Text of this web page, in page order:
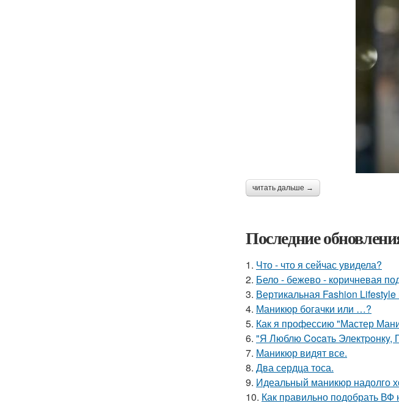
читать дальше →
Последние
1. Что - что я сейчас увидела?
2. Бело - бежево - коричневая
3. Вертикальная Fashion
4. Маникюр богачки или …?
5. Как я профессию "Мастер
6. "Я Люблю Cocaть Электpoнкy,
7. Маникюр видят все.
8. Два сердца тоса.
9. Идеальный маникюр надолго
10. Как правильно подобрать ВФ